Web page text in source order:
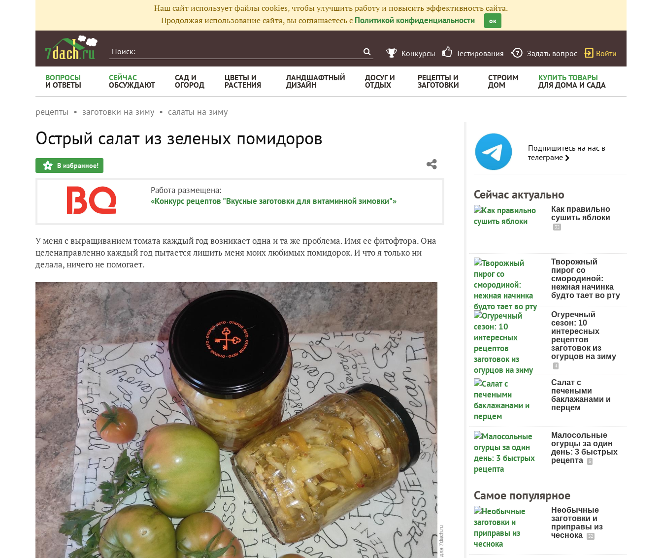
Наш сайт использует файлы cookies, чтобы улучшить работу и повысить эффективность сайта.
Продолжая использование сайта, вы соглашаетесь с Политикой конфиденциальности ок
Конкурсы Тестирования Задать вопрос Войти
ВОПРОСЫ
И ОТВЕТЫ
СЕЙЧАС
ОБСУЖДАЮТ
САД И
ОГОРОД
ЦВЕТЫ И
РАСТЕНИЯ
ЛАНДШАФТНЫЙ
ДИЗАЙН
ДОСУГ И
ОТДЫХ
РЕЦЕПТЫ И
ЗАГОТОВКИ
СТРОИМ
ДОМ
КУПИТЬ ТОВАРЫ
ДЛЯ ДОМА И САДА
рецепты заготовки на зиму салаты на зиму
Острый салат из зеленых помидоров
В избранное!
Работа размещена:
«Конкурс рецептов "Вкусные заготовки для витаминной зимовки"»
У меня с выращиванием томата каждый год возникает одна и та же проблема. Имя ее фитофтора. Она
целенаправленно каждый год пытается лишить меня моих любимых помидорок. И что я только ни
делала, ничего не помогает.
Подпишитесь на нас в
телеграме
Сейчас актуально
Как правильно
сушить яблоки
32
Творожный
пирог со
смородиной:
нежная начинка
будто тает во рту
Огуречный
сезон: 10
интересных
рецептов
заготовок из
огурцов на зиму
4
Салат с
печеными
баклажанами и
перцем
Малосольные
огурцы за один
день: 3 быстрых
рецепта
5
Самое популярное
Необычные
заготовки и
приправы из
чеснока
32